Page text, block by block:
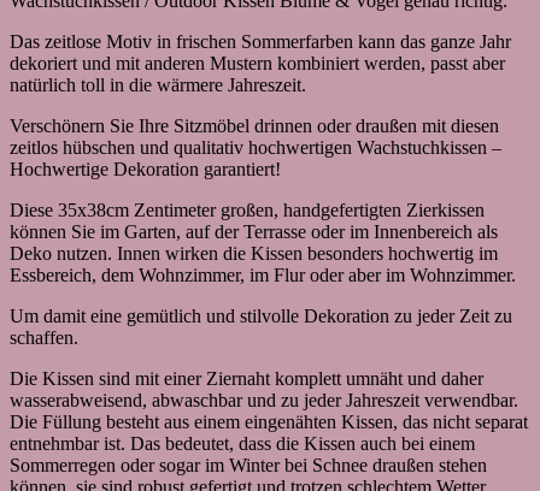
Das zeitlose Motiv in frischen Sommerfarben kann das ganze Jahr
dekoriert und mit anderen Mustern kombiniert werden, passt aber
natürlich toll in die wärmere Jahreszeit.
Verschönern Sie Ihre Sitzmöbel drinnen oder draußen mit diesen
zeitlos hübschen und qualitativ hochwertigen Wachstuchkissen –
Hochwertige Dekoration garantiert!
Diese 35x38cm Zentimeter großen, handgefertigten Zierkissen
können Sie im Garten, auf der Terrasse oder im Innenbereich als
Deko nutzen. Innen wirken die Kissen besonders hochwertig im
Essbereich, dem Wohnzimmer, im Flur oder aber im Wohnzimmer.
Um damit eine gemütlich und stilvolle Dekoration zu jeder Zeit zu
schaffen.
Die Kissen sind mit einer Ziernaht komplett umnäht und daher
wasserabweisend, abwaschbar und zu jeder Jahreszeit verwendbar.
Die Füllung besteht aus einem eingenähten Kissen, das nicht separat
entnehmbar ist. Das bedeutet, dass die Kissen auch bei einem
Sommerregen oder sogar im Winter bei Schnee draußen stehen